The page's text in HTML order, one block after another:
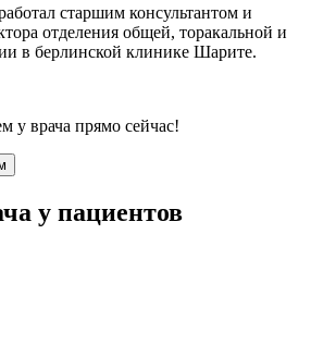
старшим консультантом и
отделения общей, торакальной и
в берлинской клинике Шарите.
у врача прямо сейчас!
у пациентов